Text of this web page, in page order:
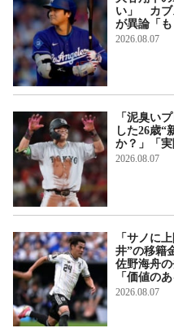
い」 カブ
が異論「
2026.08.07
「泥臭い
した26歳“
か？」「実
2026.08.07
「サノに
井”の移籍
佐野海舟
「価値の
2026.08.07